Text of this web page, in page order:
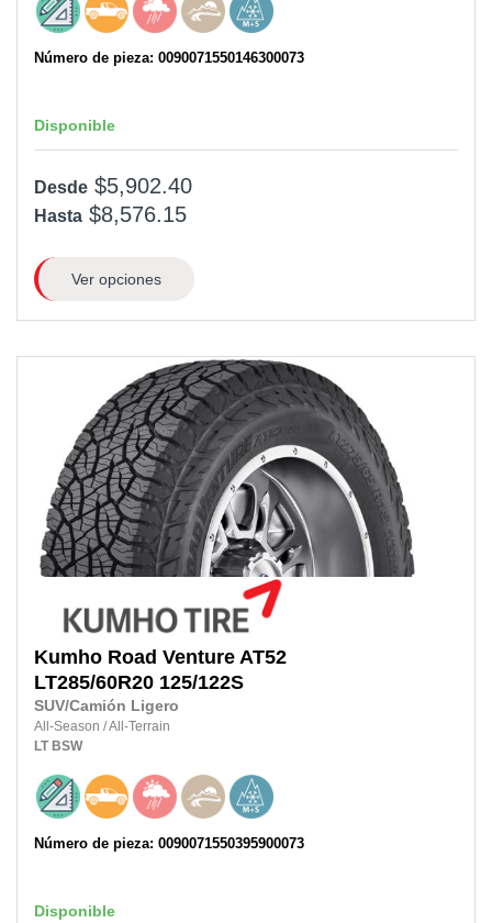
Número de pieza: 0090071550146300073
Disponible
Desde $5,902.40
Hasta $8,576.15
Ver opciones
Kumho Road Venture AT52
LT285/60R20 125/122S
SUV/Camión Ligero
All-Season /All-Terrain
LT BSW
Número de pieza: 0090071550395900073
Disponible